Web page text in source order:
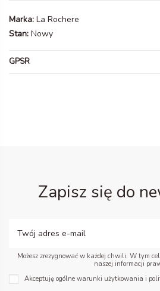
Marka: La Rochere
Stan: Nowy
GPSR
Zapisz się do
Możesz zrezygnować w każdej chwili. W tym
naszej informacji
Akceptuję ogólne warunki użytkowania i